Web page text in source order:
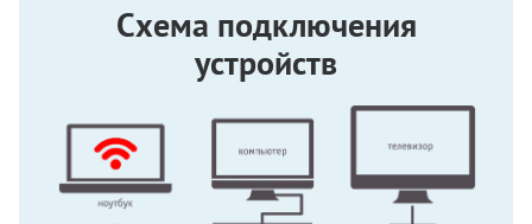
Схема подключения
устройств